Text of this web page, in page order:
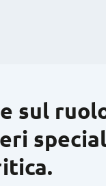
sul